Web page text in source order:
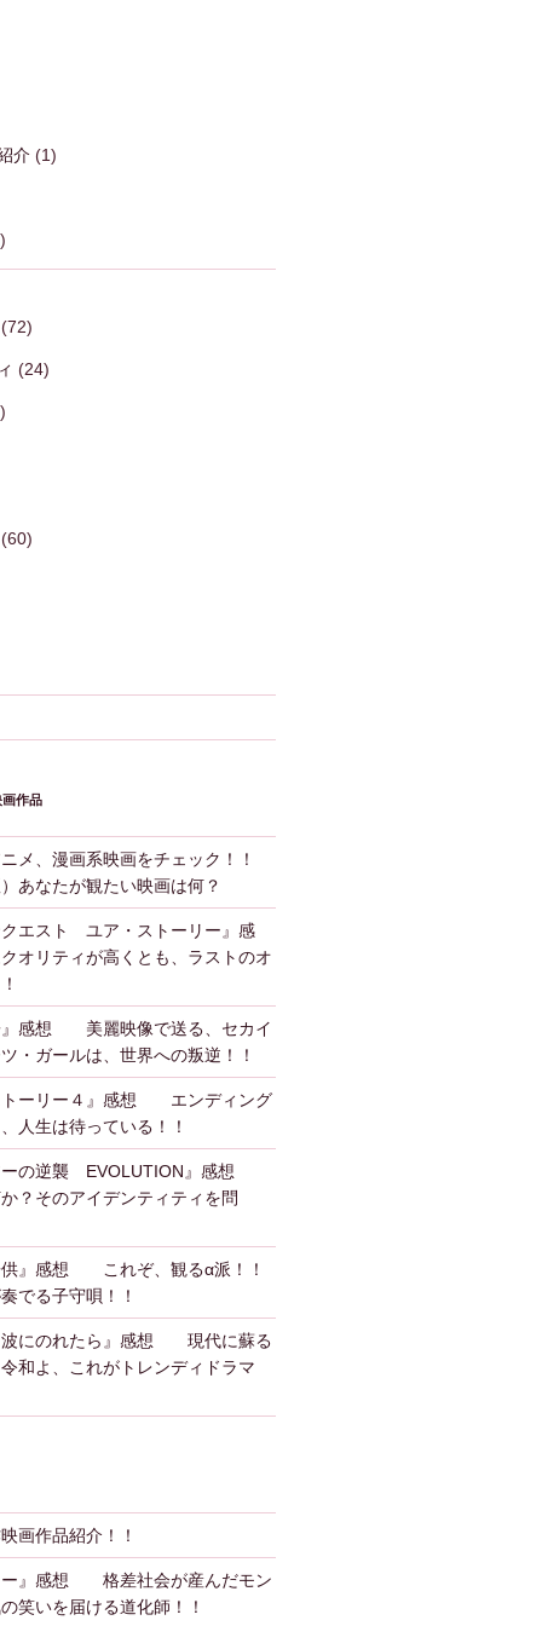
介(1)
(72)
(24)
作品
メ、漫画系映画をチェック！！
）あなたが観たい映画は何？
エスト ユア・ストーリー』感
リティが高くとも、ラストのオ
』感想 美麗映像で送る、セカイ
・ガールは、世界への叛逆！！
トーリー４』感想 エンディング
人生は待っている！！
ーの逆襲 EVOLUTION』感想
？そのアイデンティティを問
供』感想 これぞ、観るα派！！
でる子守唄！！
波にのれたら』感想 現代に蘇る
和よ、これがトレンディドラマ
画作品紹介！！
ー』感想 格差社会が産んだモン
笑いを届ける道化師！！